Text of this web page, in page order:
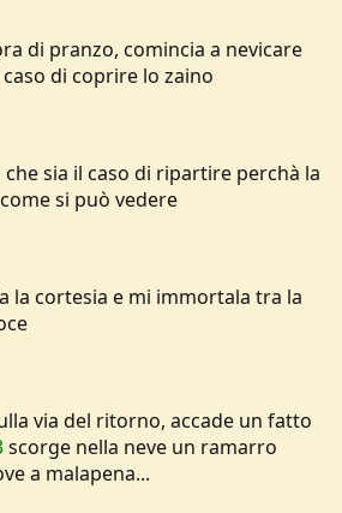
di pranzo, comincia a nevicare
di coprire lo zaino
sia il caso di ripartire perchà la
si può vedere
la cortesia e mi immortala tra la
via del ritorno, accade un fatto
scorge nella neve un ramarro
a malapena...